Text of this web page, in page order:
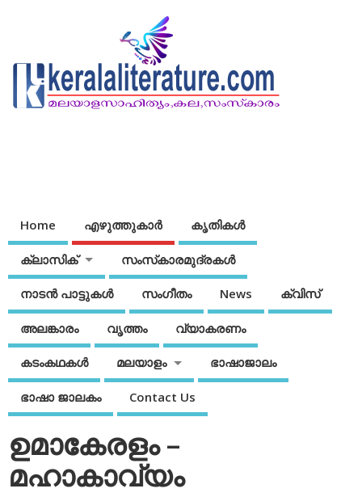
Home എഴുത്തുകാര്‍ കൃതികൾ
ക്ലാസിക് സംസ്‌കാരമുദ്രകള്‍
നാടന്‍ പാട്ടുകള്‍ സംഗീതം News ക്വിസ്
അലങ്കാരം വൃത്തം വ്യാകരണം
കടംകഥകള്‍ മലയാളം ഭാഷാജാലം
ഭാഷാ ജാലകം Contact Us
ഉമാകേരളം –
മഹാകാവ്യം